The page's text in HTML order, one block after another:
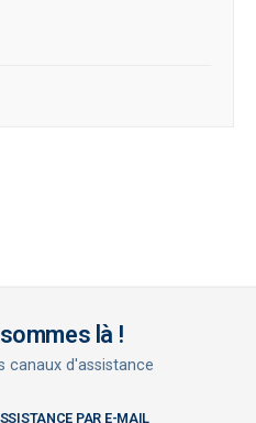
là !
canaux d'assistance
PAR E-MAIL